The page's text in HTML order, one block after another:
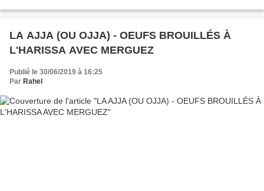
orientales, françaises et autres recettes très gourmandes.
LA AJJA (OU OJJA) - OEUFS BROUILLÉS À
L'HARISSA AVEC MERGUEZ
Publié le 30/06/2019 à 16:25
Par Rahel